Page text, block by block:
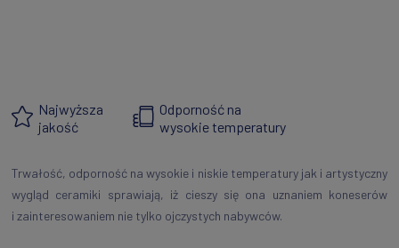
Najwyższa
jakość
Odporność na
wysokie temperatury
Trwałość, odporność na wysokie i niskie temperatury jak i artystyczny
wygląd ceramiki sprawiają, iż cieszy się ona uznaniem koneserów
i zainteresowaniem nie tylko ojczystych nabywców.